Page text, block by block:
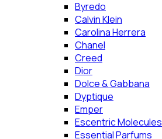
Byredo
Calvin Klein
Carolina Herrera
Chanel
Creed
Dior
Dolce & Gabbana
Dyptique
Emper
Escentric Molecules
Essential Parfums